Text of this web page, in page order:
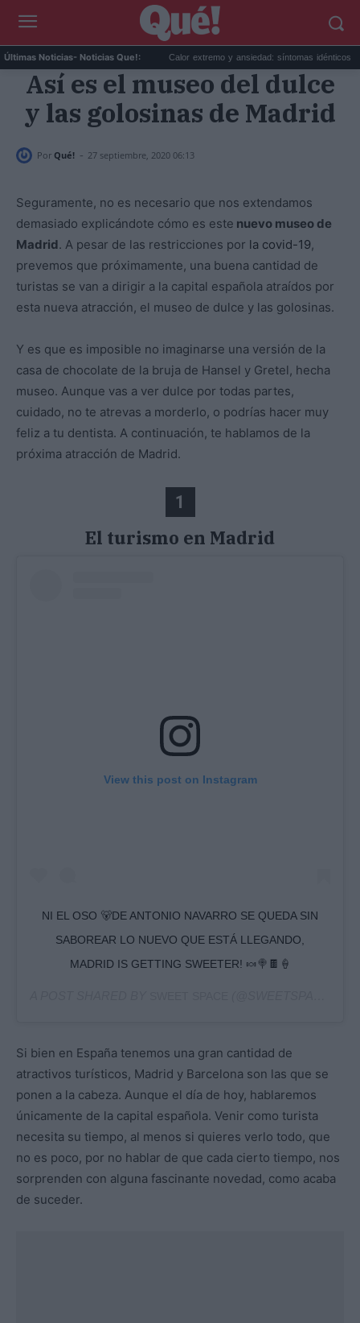
Últimas Noticias- Noticias Que!:
debes desactivar hoy mis... Calor extremo y ansiedad: síntomas idénticos que a...
Así es el museo del dulce
y las golosinas de Madrid
Por Qué! - 27 septiembre, 2020 06:13
Seguramente, no es necesario que nos extendamos
demasiado explicándote cómo es este nuevo museo de
Madrid. A pesar de las restricciones por la covid-19,
prevemos que próximamente, una buena cantidad de
turistas se van a dirigir a la capital española atraídos por
esta nueva atracción, el museo de dulce y las golosinas.
Y es que es imposible no imaginarse una versión de la
casa de chocolate de la bruja de Hansel y Gretel, hecha
museo. Aunque vas a ver dulce por todas partes,
cuidado, no te atrevas a morderlo, o podrías hacer muy
feliz a tu dentista. A continuación, te hablamos de la
próxima atracción de Madrid.
1
El turismo en Madrid
View this post on Instagram
NI EL OSO 🐻DE ANTONIO NAVARRO SE QUEDA SIN
SABOREAR LO NUEVO QUE ESTÁ LLEGANDO,
MADRID IS GETTING SWEETER! 🍬🍭🍫🍦
Si bien en España tenemos una gran cantidad de
atractivos turísticos, Madrid y Barcelona son las que se
ponen a la cabeza. Aunque el día de hoy, hablaremos
únicamente de la capital española. Venir como turista
necesita su tiempo, al menos si quieres verlo todo, que
no es poco, por no hablar de que cada cierto tiempo, nos
sorprenden con alguna fascinante novedad, como acaba
de suceder.